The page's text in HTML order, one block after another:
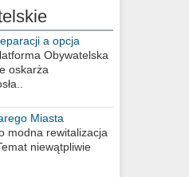
a opcja
Obywatelska
oskarża
Miasta
modna rewitalizacja
niewątpliwie